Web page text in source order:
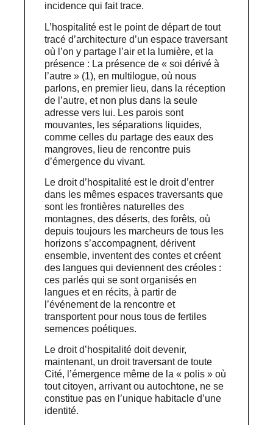
incidence qui fait trace.
L’hospitalité est le point de départ de tout
tracé d’architecture d’un espace traversant
où l’on y partage l’air et la lumière, et la
présence : La présence de « soi dérivé à
l’autre » (1), en multilogue, où nous
parlons, en premier lieu, dans la réception
de l’autre, et non plus dans la seule
adresse vers lui. Les parois sont
mouvantes, les séparations liquides,
comme celles du partage des eaux des
mangroves, lieu de rencontre puis
d’émergence du vivant.
Le droit d’hospitalité est le droit d’entrer
dans les mêmes espaces traversants que
sont les frontières naturelles des
montagnes, des déserts, des forêts, où
depuis toujours les marcheurs de tous les
horizons s’accompagnent, dérivent
ensemble, inventent des contes et créent
des langues qui deviennent des créoles :
ces parlés qui se sont organisés en
langues et en récits, à partir de
l’événement de la rencontre et
transportent pour nous tous de fertiles
semences poétiques.
Le droit d’hospitalité doit devenir,
maintenant, un droit traversant de toute
Cité, l’émergence même de la « polis » où
tout citoyen, arrivant ou autochtone, ne se
constitue pas en l’unique habitacle d’une
identité.